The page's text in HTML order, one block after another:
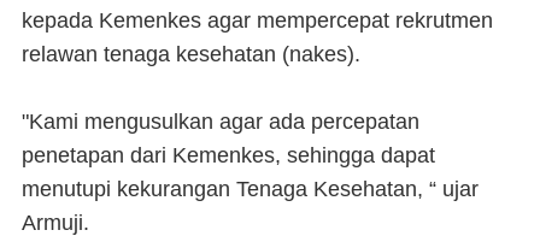
kepada Kemenkes agar mempercepat rekrutmen
relawan tenaga kesehatan (nakes).
"Kami mengusulkan agar ada percepatan
penetapan dari Kemenkes, sehingga dapat
menutupi kekurangan Tenaga Kesehatan, “ ujar
Armuji.